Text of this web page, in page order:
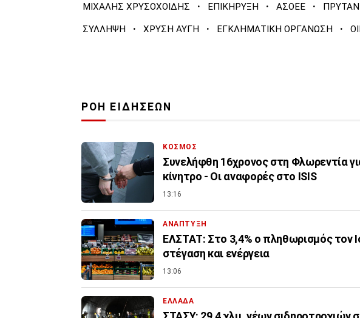
ΜΙΧΑΛΗΣ ΧΡΥΣΟΧΟΙΔΗΣ · ΕΠΙΚΗΡΥΞΗ · ΑΣΟΕΕ ·
ΣΥΛΛΗΨΗ · ΧΡΥΣΗ ΑΥΓΗ · ΕΓΚΛΗΜΑΤΙΚΗ ΟΡΓΑΝΩΣΗ ·
ΡΟΗ ΕΙΔΗΣΕΩΝ
ΚΟΣΜΟΣ
Συνελήφθη 16χρονος στη Φλωρεντία
κίνητρο - Οι αναφορές στο ISIS
13:16
ΑΝΑΠΤΥΞΗ
ΕΛΣΤΑΤ: Στο 3,4% ο πληθωρισμός τον
στέγαση και ενέργεια
13:06
ΕΛΛΑΔΑ